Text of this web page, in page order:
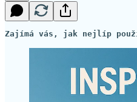
Zajímá vás, jak nejlíp